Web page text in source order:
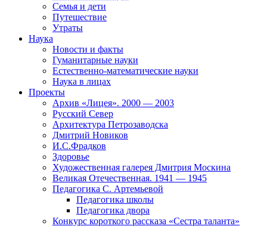
Семья и дети
Путешествие
Утраты
Наука
Новости и факты
Гуманитарные науки
Естественно-математические науки
Наука в лицах
Проекты
Архив «Лицея». 2000 — 2003
Русский Север
Архитектура Петрозаводска
Дмитрий Новиков
И.С.Фрадков
Здоровье
Художественная галерея Дмитрия Москина
Великая Отечественная. 1941 — 1945
Педагогика С. Артемьевой
Педагогика школы
Педагогика двора
Конкурс короткого рассказа «Сестра таланта»